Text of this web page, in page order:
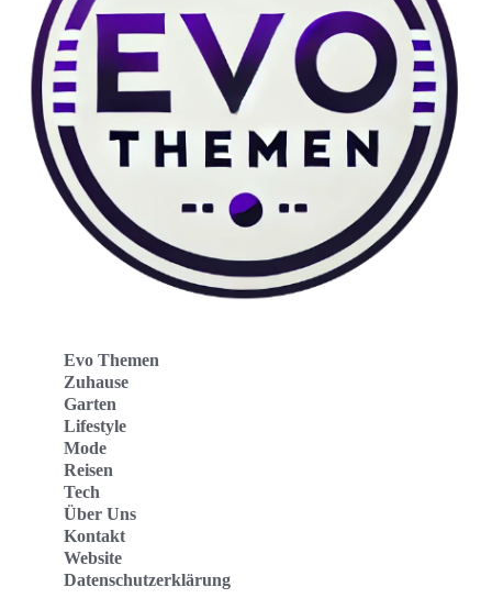
Evo Themen
Zuhause
Garten
Lifestyle
Mode
Reisen
Tech
Über Uns
Kontakt
Website
Datenschutzerklärung